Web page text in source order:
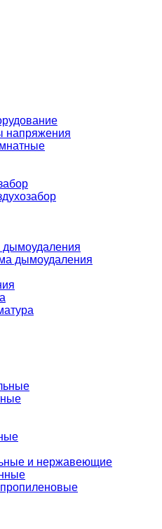
напряжения
дымоудаления
дымоудаления
и нержавеющие